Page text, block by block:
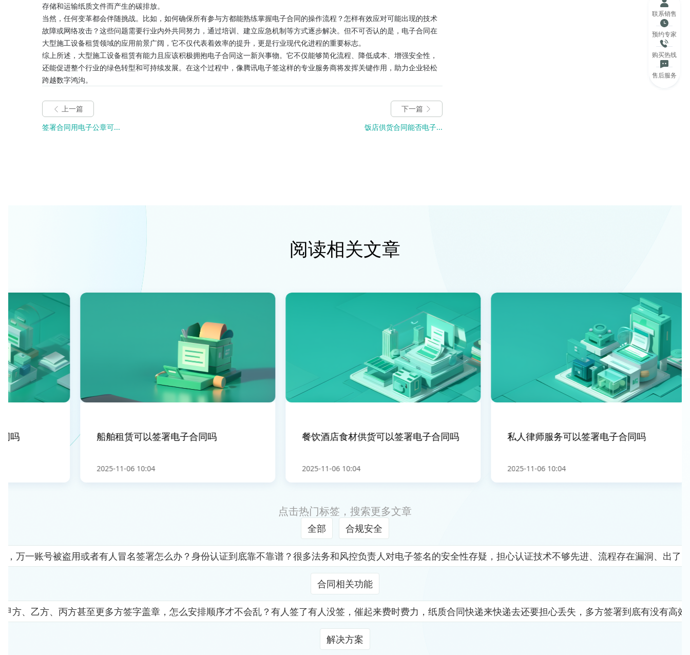
存储和运输纸质文件而产生的碳排放。
当然，任何变革都会伴随挑战。比如，如何确保所有参与方都能熟练掌握电子合同的操作流程？怎样有效应对可能出现的技术
故障或网络攻击？这些问题需要行业内外共同努力，通过培训、建立应急机制等方式逐步解决。但不可否认的是，电子合同在
大型施工设备租赁领域的应用前景广阔，它不仅代表着效率的提升，更是行业现代化进程的重要标志。
综上所述，大型施工设备租赁有能力且应该积极拥抱电子合同这一新兴事物。它不仅能够简化流程、降低成本、增强安全性，
还能促进整个行业的绿色转型和可持续发展。在这个过程中，像腾讯电子签这样的专业服务商将发挥关键作用，助力企业轻松
跨越数字鸿沟。
上一篇
签署合同用电子公章可...
下一篇
饭店供货合同能否电子...
阅读相关文章
船舶租赁可以签署电子合同吗
2025-11-06 10:04
餐饮酒店食材供货可以签署电子合同吗
2025-11-06 10:04
私人律师服务可以签署电子合同吗
2025-11-06 10:04
点击热门标签，搜索更多文章
全部 合规安全
万一账号被盗用或者有人冒名签署怎么办？身份认证到底靠不靠谱？很多法务和风控负责人对电子签名的安全性存疑，担心认证技术不够先进、流程存在漏洞、出了
合同相关功能
方、乙方、丙方甚至更多方签字盖章，怎么安排顺序才不会乱？有人签了有人没签，催起来费时费力，纸质合同快递来快递去还要担心丢失，多方签署到底有没有高
解决方案
联系销售
预约专家
购买热线
售后服务